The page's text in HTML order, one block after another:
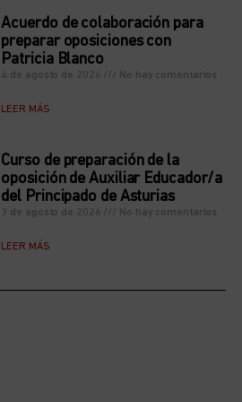
Acuerdo de colaboración para
preparar oposiciones con
Patricia Blanco
4 de agosto de 2026 No hay comentarios
LEER MÁS
Curso de preparación de la
oposición de Auxiliar Educador/a
del Principado de Asturias
3 de agosto de 2026 No hay comentarios
LEER MÁS